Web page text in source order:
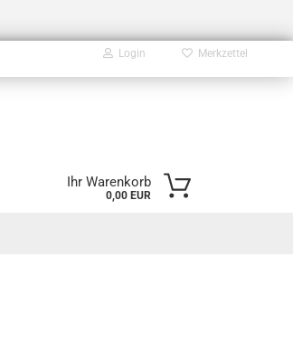
Login Merkzettel
Ihr Warenkorb
0,00 EUR